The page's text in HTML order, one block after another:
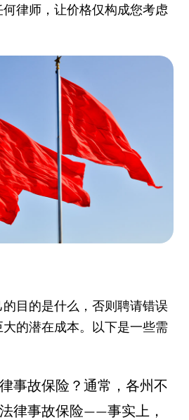
律师，让价格仅构成您考虑
目的是什么，否则聘请错误
的潜在成本。以下是一些需
事故保险 ？通常，各州不
律事故保险——事实上，